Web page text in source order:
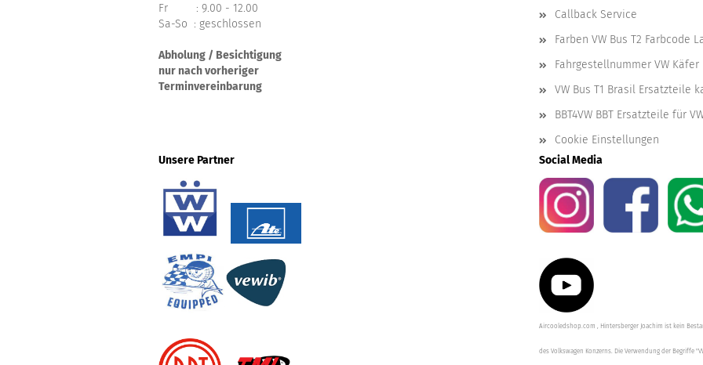
Fr : 9.00 - 12.00
Sa-So : geschlossen
Abholung / Besichtigung
nur nach vorheriger
Terminvereinbarung
Callback Service
Farben VW Bus T2 Farbcode
Fahrgestellnummer VW Käfer
VW Bus T1 Brasil Ersatzteile
BBT4VW BBT Ersatzteile für
Cookie Einstellungen
Unsere Partner
Social Media
Aircooledshop.com , Hintersberger Joachim ist kein
des Volkswagen Konzerns. Die Verwendung der Begriffe